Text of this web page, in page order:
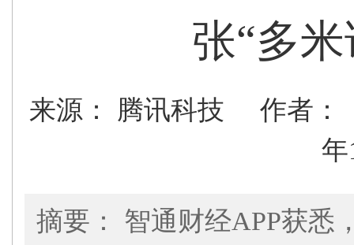
张“多
来源： 腾讯科技作者
年
摘要： 智通财经APP获悉